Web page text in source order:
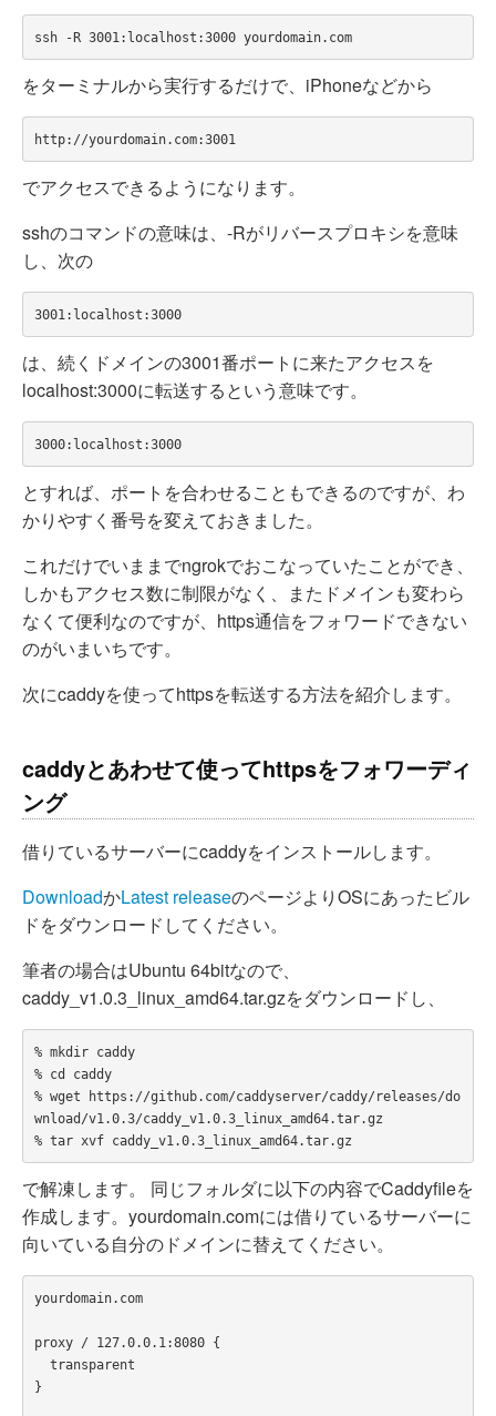
ssh -R 3001:localhost:3000 yourdomain.com
をターミナルから実行するだけで、iPhoneなどから
でアクセスできるようになります。
sshのコマンドの意味は、-Rがリバースプロキシを意味
し、次の
3001:localhost:3000
は、続くドメインの3001番ポートに来たアクセスを
localhost:3000に転送するという意味です。
3000:localhost:3000
とすれば、ポートを合わせることもできるのですが、わ
かりやすく番号を変えておきました。
これだけでいままでngrokでおこなっていたことができ、
しかもアクセス数に制限がなく、またドメインも変わら
なくて便利なのですが、https通信をフォワードできない
のがいまいちです。
次にcaddyを使ってhttpsを転送する方法を紹介します。
caddyとあわせて使ってhttpsをフォワーディ
ング
借りているサーバーにcaddyをインストールします。
DownloadかLatest releaseのページよりOSにあったビル
ドをダウンロードしてください。
筆者の場合はUbuntu 64bitなので、
caddy_v1.0.3_linux_amd64.tar.gzをダウンロードし、
% mkdir caddy
% cd caddy
% wget https://github.com/caddyserver/caddy/releases/do
wnload/v1.0.3/caddy_v1.0.3_linux_amd64.tar.gz
で解凍します。 同じフォルダに以下の内容でCaddyfileを
作成します。yourdomain.comには借りているサーバーに
向いている自分のドメインに替えてください。
yourdomain.com
proxy / 127.0.0.1:8080 {
}